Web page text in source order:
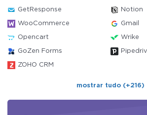
GetResponse Notion
WooCommerce Gmail
Opencart Wrike
GoZen Forms
ZOHO CRM
mostrar tudo (+216)